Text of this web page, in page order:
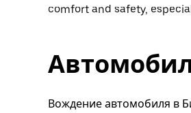
comfort and safety,
Вождение автомобиля в